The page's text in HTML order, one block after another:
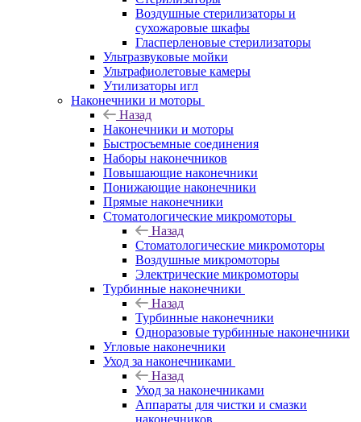
Воздушные стерилизаторы и
сухожаровые шкафы
Гласперленовые стерилизаторы
Ультразвуковые мойки
Ультрафиолетовые камеры
Утилизаторы игл
Наконечники и моторы
Назад
Наконечники и моторы
Быстросъемные соединения
Наборы наконечников
Повышающие наконечники
Понижающие наконечники
Прямые наконечники
Стоматологические микромоторы
Назад
Стоматологические микромоторы
Воздушные микромоторы
Электрические микромоторы
Турбинные наконечники
Назад
Турбинные наконечники
Одноразовые турбинные наконечники
Угловые наконечники
Уход за наконечниками
Назад
Уход за наконечниками
Аппараты для чистки и смазки
наконечников